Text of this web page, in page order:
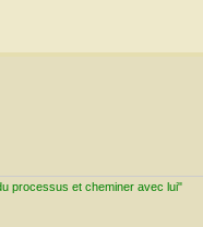
processus et cheminer avec lui"